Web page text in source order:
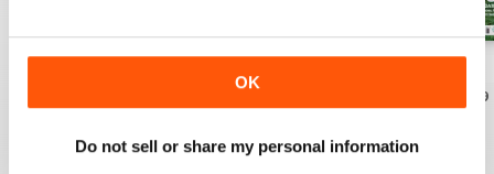
OK
Do not sell or share my personal information
€5,99